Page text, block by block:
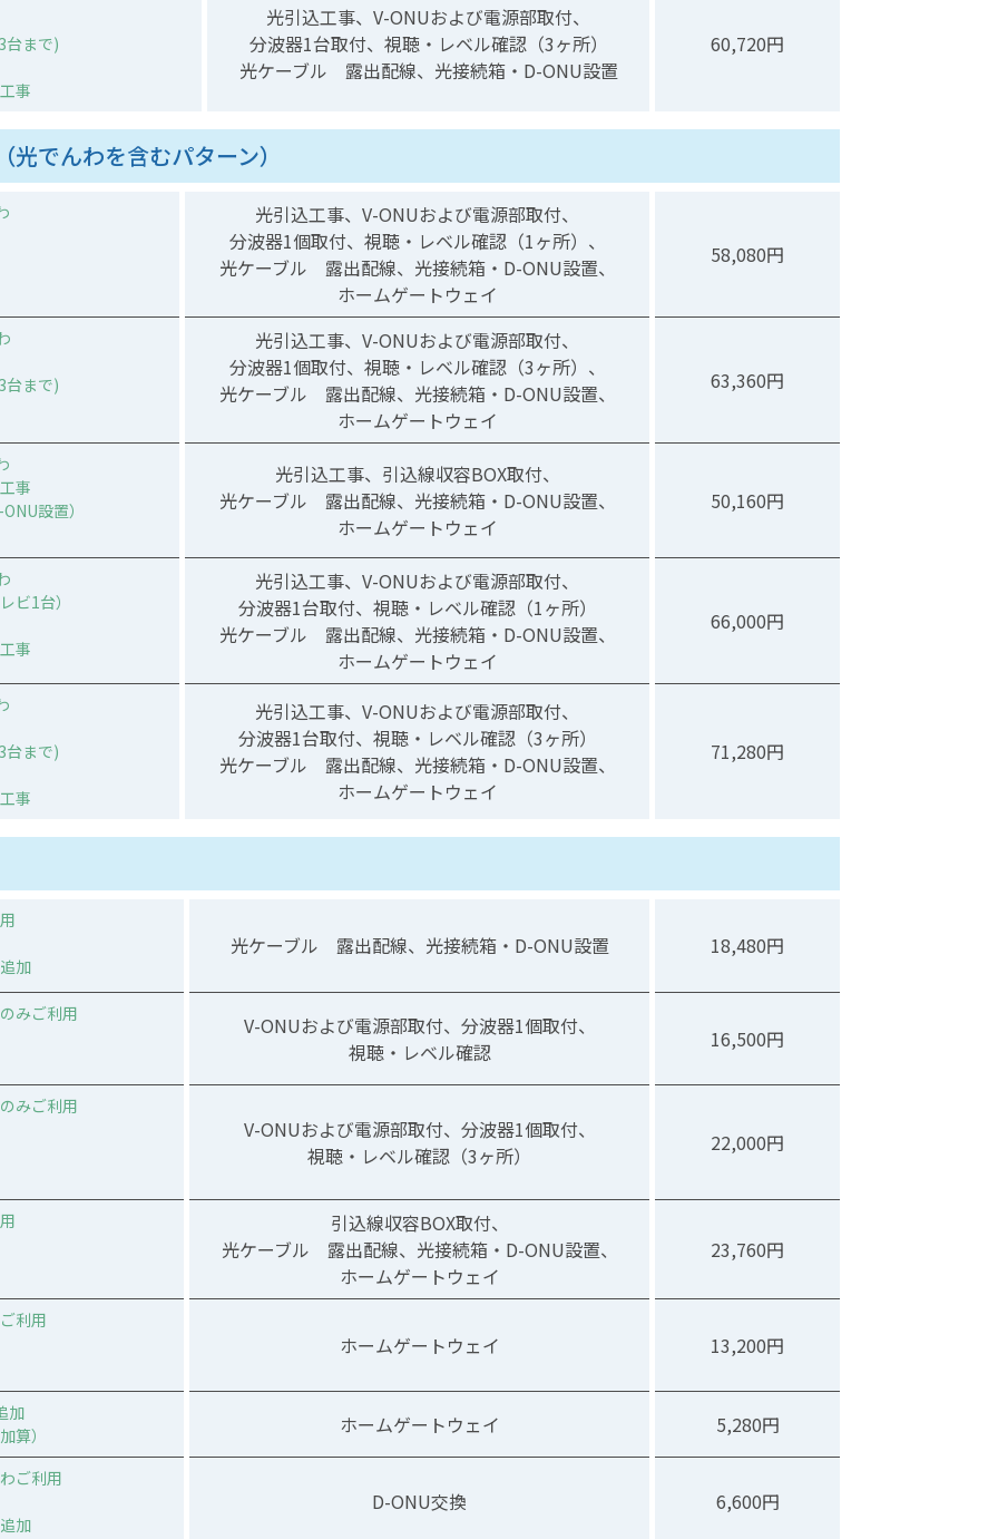
台まで)
事
光引込工事、V-ONUおよび電源部取付、
分波器1台取付、視聴・レベル確認（3ヶ所）
光ケーブル 露出配線、光接続箱・D-ONU設置
60,720円
光でんわを含むパターン）
光引込工事、V-ONUおよび電源部取付、
分波器1個取付、視聴・レベル確認（1ヶ所）、
光ケーブル 露出配線、光接続箱・D-ONU設置、
ホームゲートウェイ
58,080円
台まで)
光引込工事、V-ONUおよび電源部取付、
分波器1個取付、視聴・レベル確認（3ヶ所）、
光ケーブル 露出配線、光接続箱・D-ONU設置、
ホームゲートウェイ
63,360円
事
設置）
光引込工事、引込線収容BOX取付、
光ケーブル 露出配線、光接続箱・D-ONU設置、
ホームゲートウェイ
50,160円
ビ1台）
事
光引込工事、V-ONUおよび電源部取付、
分波器1台取付、視聴・レベル確認（1ヶ所）
光ケーブル 露出配線、光接続箱・D-ONU設置、
ホームゲートウェイ
66,000円
台まで)
事
光引込工事、V-ONUおよび電源部取付、
分波器1台取付、視聴・レベル確認（3ヶ所）
光ケーブル 露出配線、光接続箱・D-ONU設置、
ホームゲートウェイ
71,280円
加
光ケーブル 露出配線、光接続箱・D-ONU設置 18,480円
みご利用
V-ONUおよび電源部取付、分波器1個取付、
視聴・レベル確認
16,500円
みご利用
V-ONUおよび電源部取付、分波器1個取付、
視聴・レベル確認（3ヶ所）
22,000円
引込線収容BOX取付、
光ケーブル 露出配線、光接続箱・D-ONU設置、
ホームゲートウェイ
23,760円
利用
ホームゲートウェイ 13,200円
加
算）
ホームゲートウェイ 5,280円
ご利用
加
D-ONU交換 6,600円